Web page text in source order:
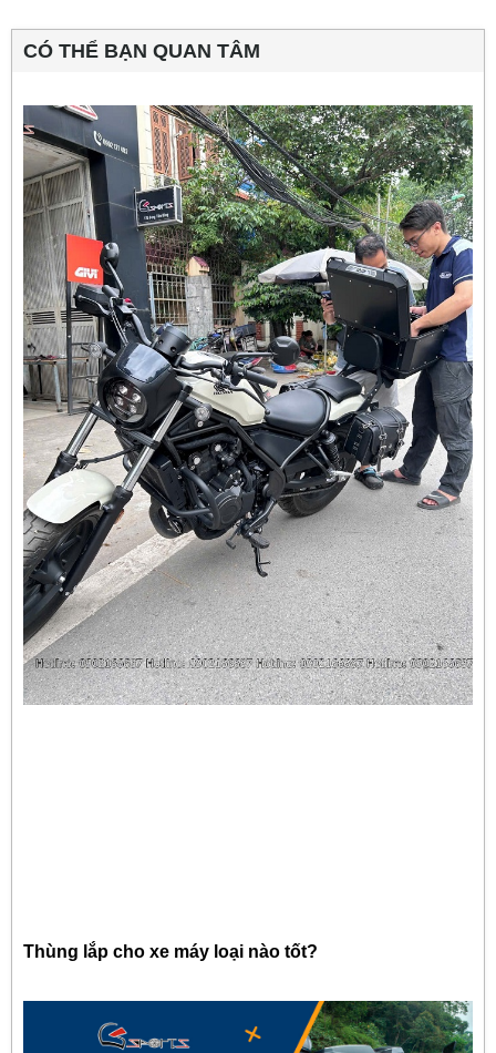
CÓ THỂ BẠN QUAN TÂM
Thùng lắp cho xe máy loại nào tốt?